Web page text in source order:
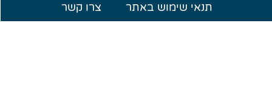
תנאי שימוש באתר צרו קשר